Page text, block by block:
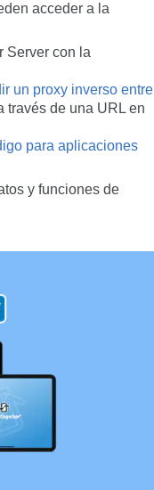
acceder a la
Server con la
un proxy inverso entre
de una URL en
para aplicaciones
y funciones de